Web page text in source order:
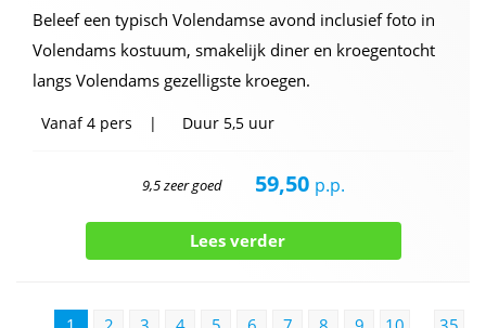
Beleef een typisch Volendamse avond inclusief foto in
Volendams kostuum, smakelijk diner en kroegentocht
langs Volendams gezelligste kroegen.
Vanaf4 pers Duur 5,5 uur
9,5 zeer goed 59,50 p.p.
Lees verder